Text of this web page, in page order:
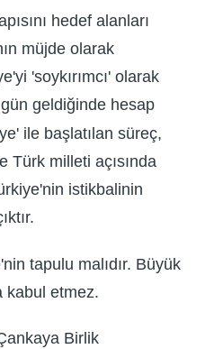
hedef alanları
müjde olarak
'soykırımcı' olarak
geldiğinde hesap
ile başlatılan süreç,
Türk milleti açısında
istikbalinin
tapulu malıdır. Büyük
kabul etmez.
Birlik